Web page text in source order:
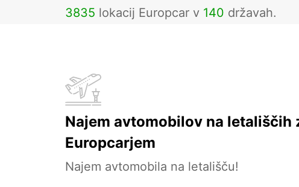
3835 lokacij Europcar v 140 državah.
Najem avtomobilov na letališčih
Europcarjem
Najem avtomobila na letališču!